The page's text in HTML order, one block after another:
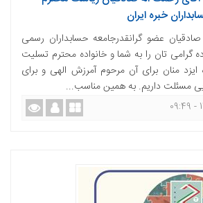
خبره ایران
عضو گرانقدرجامعه حسابداران رسمی
گرامی تان را به شما و خانواده محترم تسلیت
منان برای آن مرحوم آمرزش الهی و برای
مسئلت داریم. به همین مناسب...